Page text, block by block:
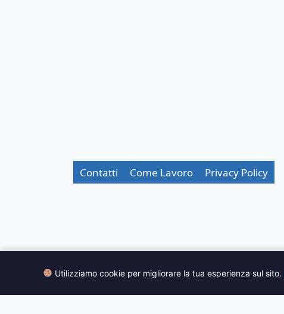
Contatti Come Lavoro Privacy Policy
Utilizziamo cookie per migliorare la tua esperienza sul sito.